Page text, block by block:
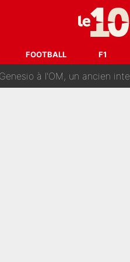
FOOTBALL F1
: Nouveau sélectionneur des
chroniqueur de L’EQUIPE
à l'OM, un ancien